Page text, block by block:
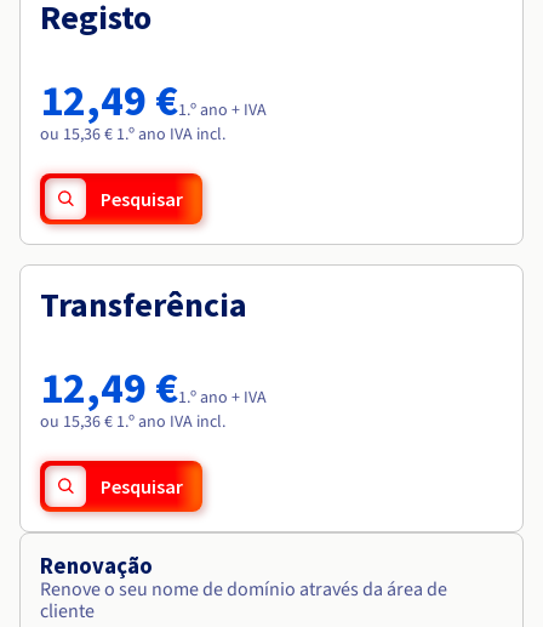
Preços
Roadmap & Changelog
Observabilidade
Roadmap & Changelog
Roadmap & Changelog
Roadmap & Changelog
Roadmap & Changelog
Registo
12,49 €1.º ano + IVA
ou 15,36 € 1.º ano IVA incl.
Pesquisar
Transferência
12,49 €1.º ano + IVA
ou 15,36 € 1.º ano IVA incl.
Pesquisar
Renovação
Renove o seu nome de domínio através da área de
cliente